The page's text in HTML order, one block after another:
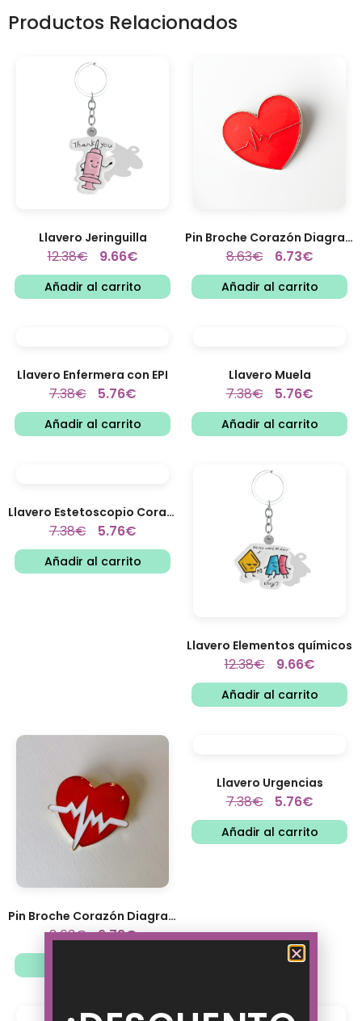
Productos Relacionados
Llavero Jeringuilla
12.38€ 9.66€
Añadir al carrito
Pin Broche Corazón Diagrama
8.63€ 6.73€
Añadir al carrito
Llavero Enfermera con EPI
7.38€ 5.76€
Añadir al carrito
Llavero Muela
7.38€ 5.76€
Añadir al carrito
Llavero Estetoscopio Corazón
7.38€ 5.76€
Añadir al carrito
Llavero Elementos químicos
12.38€ 9.66€
Añadir al carrito
Pin Broche Corazón Diagrama...
8.63€ 6.73€
Llavero Urgencias
7.38€ 5.76€
Añadir al carrito